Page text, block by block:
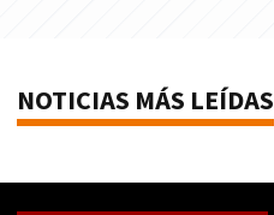
NOTICIAS MÁS LEÍDAS